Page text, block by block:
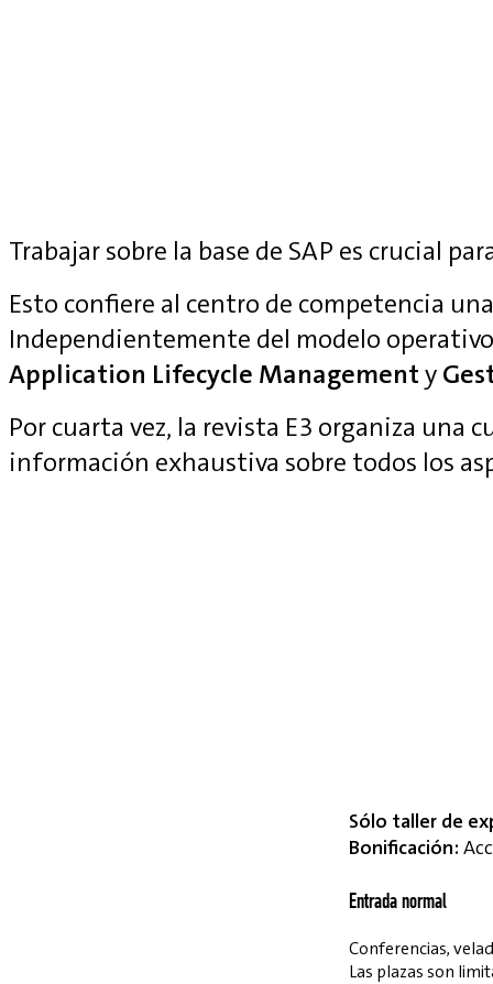
Trabajar sobre la base de SAP es crucial
Esto confiere al centro de competencia
Independientemente del modelo
Application Lifecycle Managementy
Por cuarta vez, la revista E3 organiza una
información exhaustiva sobre todos los
Sólo taller de
Bonificación:
Entrada normal
Conferencias,
Las plazas son